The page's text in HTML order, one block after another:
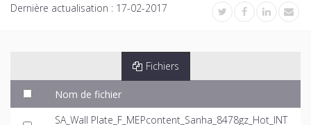
Dernière actualisation : 17-02-2017
Fichiers
Nom de fichier
SA_Wall Plate_F_MEPcontent_Sanha_8478gz_Hot_INT